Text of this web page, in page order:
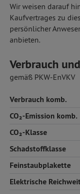
Wir weisen darauf
Kaufvertrages zu
persönlicher
anbieten.
Verbrauch
gemäß PKW-EnVKV
Verbrauch komb.
CO₂-Emission komb.
CO₂-Klasse
Schadstoffklasse
Feinstaubplakette
Elektrische